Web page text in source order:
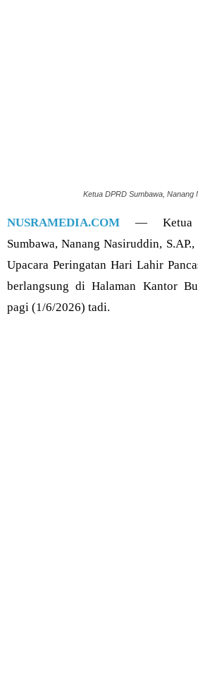
Ketua DPRD Sumbawa, Nanang
NUSRAMEDIA.COM — Ketua
Sumbawa, Nanang Nasiruddin,
Upacara Peringatan Hari Lahir
berlangsung di Halaman Kantor
pagi (1/6/2026) tadi.